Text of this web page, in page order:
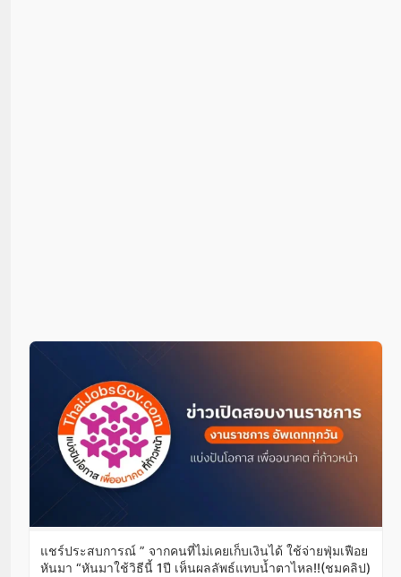
แชร์ประสบการณ์ ” จากคนที่ไม่เคยเก็บเงินได้ ใช้จ่ายฟุ่มเฟือย
หันมา “หันมาใช้วิธีนี้ 1ปี เห็นผลลัพธ์แทบน้ำตาไหล!!(ชมคลิป)